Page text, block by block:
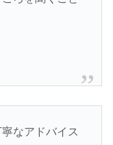
なアドバイス